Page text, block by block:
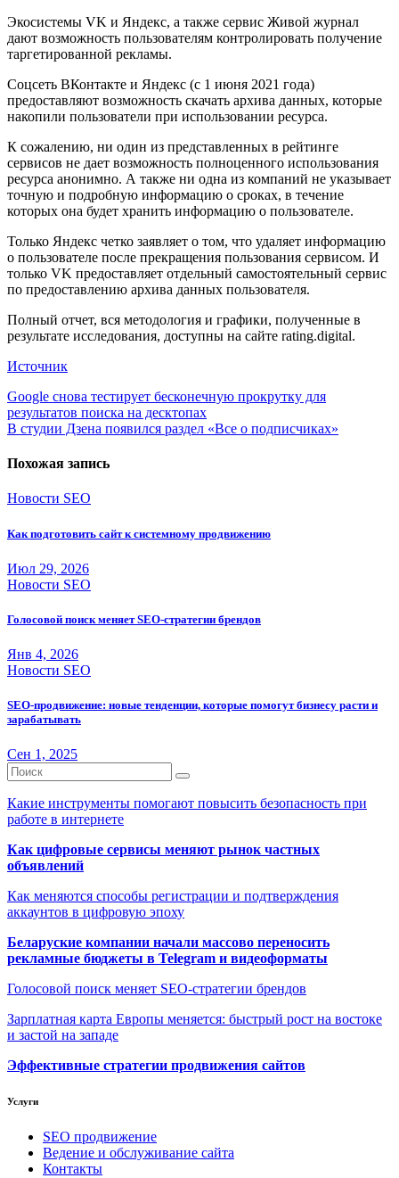
Экосистемы VK и Яндекс, а также сервис Живой журнал
дают возможность пользователям контролировать получение
таргетированной рекламы.
Соцсеть ВКонтакте и Яндекс (с 1 июня 2021 года)
предоставляют возможность скачать архива данных, которые
накопили пользователи при использовании ресурса.
К сожалению, ни один из представленных в рейтинге
сервисов не дает возможность полноценного использования
ресурса анонимно. А также ни одна из компаний не указывает
точную и подробную информацию о сроках, в течение
которых она будет хранить информацию о пользователе.
Только Яндекс четко заявляет о том, что удаляет информацию
о пользователе после прекращения пользования сервисом. И
только VK предоставляет отдельный самостоятельный сервис
по предоставлению архива данных пользователя.
Полный отчет, вся методология и графики, полученные в
результате исследования, доступны на сайте rating.digital.
Источник
Навигация
по
Google снова тестирует бесконечную прокрутку для
результатов поиска на десктопах
В студии Дзена появился раздел «Все о подписчиках»
Похожая запись
Новости SEO
Как подготовить сайт к системному продвижению
Июл 29, 2026
Новости SEO
Голосовой поиск меняет SEO-стратегии брендов
Янв 4, 2026
Новости SEO
SEO-продвижение: новые тенденции, которые помогут бизнесу расти и
зарабатывать
Сен 1, 2025
Какие инструменты помогают повысить безопасность при
работе в интернете
Как цифровые сервисы меняют рынок частных
объявлений
Как меняются способы регистрации и подтверждения
аккаунтов в цифровую эпоху
Беларуские компании начали массово переносить
рекламные бюджеты в Telegram и видеоформаты
Голосовой поиск меняет SEO-стратегии брендов
Зарплатная карта Европы меняется: быстрый рост на востоке
и застой на западе
Эффективные стратегии продвижения сайтов
Услуги
SEO продвижение
Ведение и обслуживание сайта
Контакты